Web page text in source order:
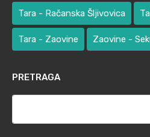
Tara - Račanska Šljivovica
Tara - Zaovine Zaovine -
PRETRAGA